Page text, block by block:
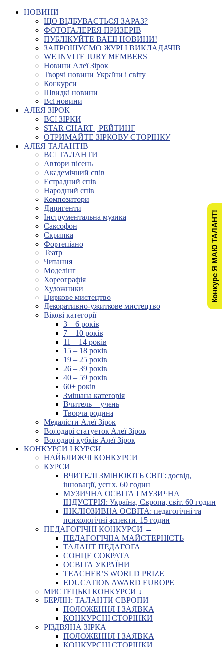
НОВИНИ
ЩО ВІДБУВАЄТЬСЯ ЗАРАЗ?
ФОТОГАЛЕРЕЯ ПРИЗЕРІВ
ПУБЛІКУЙТЕ ВАШІ НОВИНИ!
ЗАПРОШУЄМО ЖУРІ І ВИКЛАДАЧІВ
WE INVITE JURY MEMBERS
Новини Алеї Зірок
Творчі новини України і світу
Конкурси
Швидкі новини
Всі новини
АЛЕЯ ЗІРОК
ВСІ ЗІРКИ
STAR CHART | РЕЙТИНГ
ОТРИМАЙТЕ ЗІРКОВУ СТОРІНКУ
АЛЕЯ ТАЛАНТІВ
ВСІ ТАЛАНТИ
Автори пісень
Академічний спів
Естрадний спів
Народний спів
Композитори
Диригенти
Інструментальна музика
Саксофон
Скрипка
Фортепіано
Театр
Читання
Моделінг
Хореографія
Художники
Циркове мистецтво
Декоративно-ужиткове мистецтво
Вікові категорії
3 – 6 років
7 – 10 років
11 – 14 років
15 – 18 років
19 – 25 років
26 – 39 років
40 – 59 років
60+ років
Змішана категорія
Вчитель + учень
Творча родина
Медалісти Алеї Зірок
Володарі статуеток Алеї Зірок
Володарі кубків Алеї Зірок
КОНКУРСИ І КУРСИ
НАЙБЛИЖЧІ КОНКУРСИ
КУРСИ
ВЧИТЕЛІ ЗМІНЮЮТЬ СВІТ: досвід,
інновації, успіх. 60 годин
МУЗИЧНА ОСВІТА І МУЗИЧНА
ІНДУСТРІЯ: Україна, Європа, світ. 60 годин
ІНКЛЮЗИВНА ОСВІТА: педагогічні та
психологічні аспекти. 15 годин
ПЕДАГОГІЧНІ КОНКУРСИ →
ПЕДАГОГІЧНА МАЙСТЕРНІСТЬ
ТАЛАНТ ПЕДАГОГА
СОНЦЕ СОКРАТА
ОСВІТА УКРАЇНИ
TEACHER’S WORLD PRIZE
EDUCATION AWARD EUROPE
МИСТЕЦЬКІ КОНКУРСИ ↓
БЕРЛІН: ТАЛАНТИ ЄВРОПИ
ПОЛОЖЕННЯ І ЗАЯВКА
КОНКУРСНІ СТОРІНКИ
РІЗДВЯНА ЗІРКА
ПОЛОЖЕННЯ І ЗАЯВКА
КОНКУРСНІ СТОРІНКИ
Конкурс Я МАЮ ТАЛАНТ!